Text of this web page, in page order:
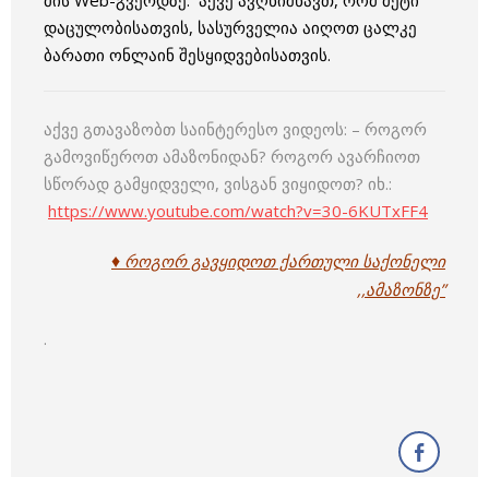
დაცულობისათვის, სასურველია აიღოთ ცალკე
ბარათი ონლაინ შესყიდვებისათვის.
აქვე გთავაზობთ საინტერესო ვიდეოს: – როგორ
გამოვიწეროთ ამაზონიდან? როგორ ავარჩიოთ
სწორად გამყიდველი, ვისგან ვიყიდოთ? იხ.:
https://www.youtube.com/watch?v=30-6KUTxFF4
♦ როგორ გავყიდოთ ქართული საქონელი
,,ამაზონზე”
.